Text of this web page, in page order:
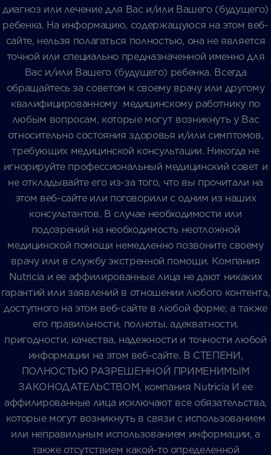
диагноз или лечение для Вас и/или Вашего (будущего)
ребенка. На информацию, содержащуюся на этом веб-
сайте, нельзя полагаться полностью, она не является
точной или специально предназначенной именно для
Вас и/или Вашего (будущего) ребенка. Всегда
обращайтесь за советом к своему врачу или другому
квалифицированному медицинскому работнику по
любым вопросам, которые могут возникнуть у Вас
относительно состояния здоровья и/или симптомов,
требующих медицинской консультации. Никогда не
игнорируйте профессиональный медицинский совет и
не откладывайте его из-за того, что вы прочитали на
этом веб-сайте или поговорили с одним из наших
консультантов. В случае необходимости или
подозрений на необходимость неотложной
медицинской помощи немедленно позвоните своему
врачу или в службу экстренной помощи. Компания
Nutricia и ее аффилированные лица не дают никаких
гарантий или заявлений в отношении любого контента,
доступного на этом веб-сайте в любой форме; а также
его правильности, полноты, адекватности,
пригодности, качества, надежности и точности любой
информации на этом веб-сайте. В СТЕПЕНИ,
ПОЛНОСТЬЮ РАЗРЕШЕННОЙ ПРИМЕНИМЫМ
ЗАКОНОДАТЕЛЬСТВОМ, компания Nutricia И ее
аффилированные лица исключают все обязательства,
которые могут возникнуть в связи с использованием
или неправильным использованием информации, а
также отсутствием какой-то определенной